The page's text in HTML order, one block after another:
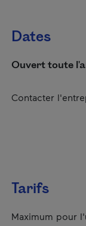
Dates
Ouvert toute
Contacter
Tarifs
Maximum pour